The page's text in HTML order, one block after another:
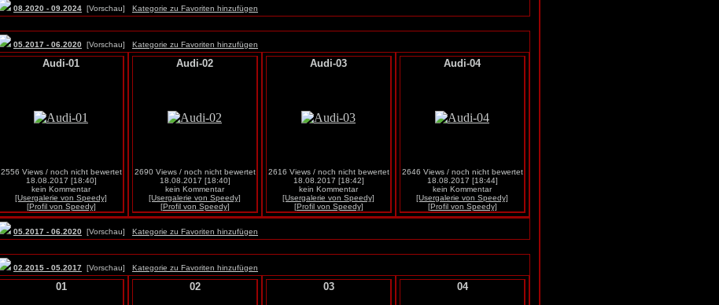
08.2020 - 09.2024 [Vorschau] Kategorie zu Favoriten hinzufügen
05.2017 - 06.2020 [Vorschau] Kategorie zu Favoriten hinzufügen
Audi-01
2556 Views / noch nicht bewertet
18.08.2017 [18:40]
kein Kommentar
[Usergalerie von Speedy]
[Profil von Speedy]
Audi-02
2690 Views / noch nicht bewertet
18.08.2017 [18:40]
kein Kommentar
[Usergalerie von Speedy]
[Profil von Speedy]
Audi-03
2616 Views / noch nicht bewertet
18.08.2017 [18:42]
kein Kommentar
[Usergalerie von Speedy]
[Profil von Speedy]
Audi-04
2646 Views / noch nicht bewertet
18.08.2017 [18:44]
kein Kommentar
[Usergalerie von Speedy]
[Profil von Speedy]
05.2017 - 06.2020 [Vorschau] Kategorie zu Favoriten hinzufügen
02.2015 - 05.2017 [Vorschau] Kategorie zu Favoriten hinzufügen
01 02 03 04